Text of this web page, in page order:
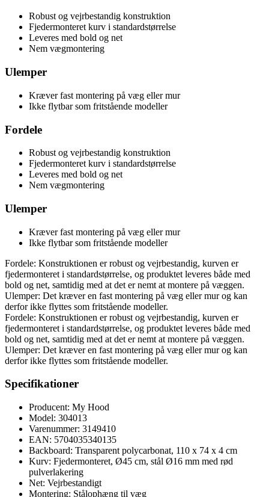
Robust og vejrbestandig konstruktion
Fjedermonteret kurv i standardstørrelse
Leveres med bold og net
Nem vægmontering
Ulemper
Kræver fast montering på væg eller mur
Ikke flytbar som fritstående modeller
Fordele
Robust og vejrbestandig konstruktion
Fjedermonteret kurv i standardstørrelse
Leveres med bold og net
Nem vægmontering
Ulemper
Kræver fast montering på væg eller mur
Ikke flytbar som fritstående modeller
Fordele: Konstruktionen er robust og vejrbestandig, kurven er
fjedermonteret i standardstørrelse, og produktet leveres både med
bold og net, samtidig med at det er nemt at montere på væggen.
Ulemper: Det kræver en fast montering på væg eller mur og kan
derfor ikke flyttes som fritstående modeller.
Fordele: Konstruktionen er robust og vejrbestandig, kurven er
fjedermonteret i standardstørrelse, og produktet leveres både med
bold og net, samtidig med at det er nemt at montere på væggen.
Ulemper: Det kræver en fast montering på væg eller mur og kan
derfor ikke flyttes som fritstående modeller.
Specifikationer
Producent: My Hood
Model: 304013
Varenummer: 3149410
EAN: 5704035340135
Backboard: Transparent polycarbonat, 110 x 74 x 4 cm
Kurv: Fjedermonteret, Ø45 cm, stål Ø16 mm med rød
pulverlakering
Net: Vejrbestandigt
Montering: Stålophæng til væg